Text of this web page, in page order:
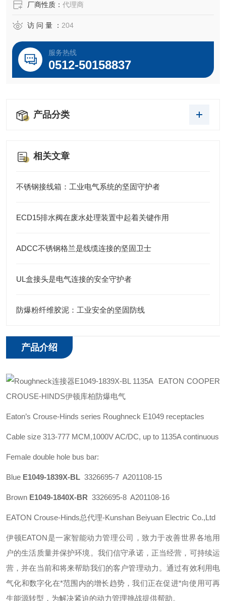
厂商性质： 代理商
访 问 量 ： 204
服务热线
0512-50158837
产品分类
相关文章
不锈钢接线箱：工业电气系统的坚固守护者
ECD15排水阀在废水处理装置中起着关键作用
ADCC不锈钢格兰是线缆连接的坚固卫士
UL盒接头是电气连接的安全守护者
防爆粉纤维胶泥：工业安全的坚固防线
产品介绍
EATON COOPER
CROUSE-HINDS伊顿库柏防爆电气
Eaton’s Crouse-Hinds series Roughneck E1049 receptacles
Cable size 313-777 MCM,1000V AC/DC, up to 1135A continuous
Female double hole bus bar:
Blue E1049-1839X-BL 3326695-7 A201108-15
Brown E1049-1840X-BR 3326695-8 A201108-16
EATON Crouse-Hinds总代理-Kunshan Beiyuan Electric Co.,Ltd
伊顿EATON是一家智能动力管理公司，致力于改善世界各地用
户的生活质量并保护环境。我们信守承诺，正当经营，可持续运
营，并在当前和将来帮助我们的客户管理动力。通过有效利用电
气化和数字化在*范围内的增长趋势，我们正在促进*向使用可再
生能源转型，为解决紧迫的动力管理挑战提供帮助。